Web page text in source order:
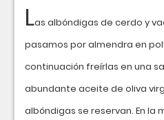
Las albóndigas de cerdo y
pasamos por almendra en
continuación freírlas en una
abundante aceite de oliva
albóndigas se reservan. En la